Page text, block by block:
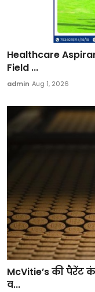
Healthcare
Field ...
admin Aug 1, 2026
McVitie’s की पैरेंट
व...